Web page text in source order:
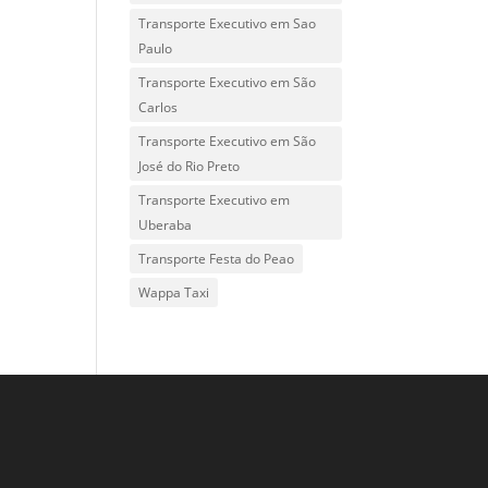
Transporte Executivo em Sao
Paulo
Transporte Executivo em São
Carlos
Transporte Executivo em São
José do Rio Preto
Transporte Executivo em
Uberaba
Transporte Festa do Peao
Wappa Taxi